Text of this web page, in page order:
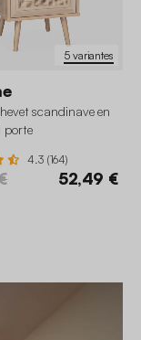
5 variantes
scandinave en
porte
4.3 (164)
52,49 €